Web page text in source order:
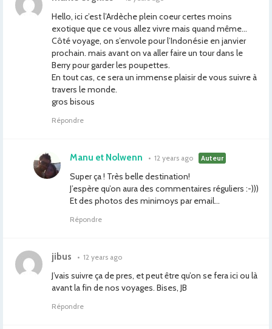
Hello, ici c’est l’Ardèche plein coeur certes moins
exotique que ce vous allez vivre mais quand même…
Côté voyage, on s’envole pour l’Indonésie en janvier
prochain. mais avant on va aller faire un tour dans le
Berry pour garder les poupettes.
En tout cas, ce sera un immense plaisir de vous suivre à
travers le monde.
gros bisous
Répondre
Manu et Nolwenn • 12 years ago Auteur
Super ça ! Très belle destination!
J’espère qu’on aura des commentaires réguliers :-)))
Et des photos des minimoys par email…
Répondre
jibus • 12 years ago
J’vais suivre ça de pres, et peut être qu’on se fera ici ou là
avant la fin de nos voyages. Bises, JB
Répondre